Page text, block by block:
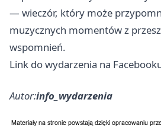
— wieczór, który może
muzycznych momentów z
wspomnień.
Link do wydarzenia na
Autor:info_wydarzenia